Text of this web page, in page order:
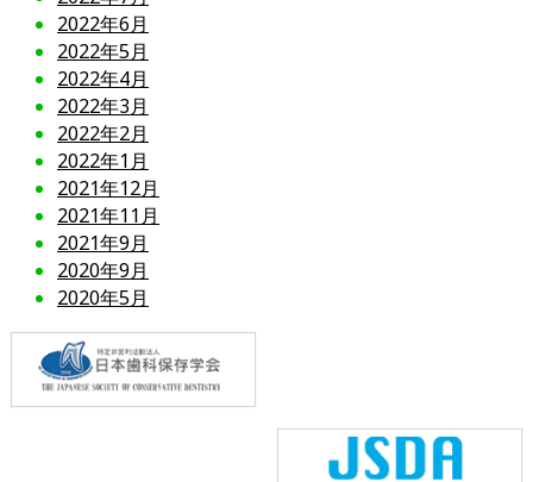
2022年6月
2022年5月
2022年4月
2022年3月
2022年2月
2022年1月
2021年12月
2021年11月
2021年9月
2020年9月
2020年5月